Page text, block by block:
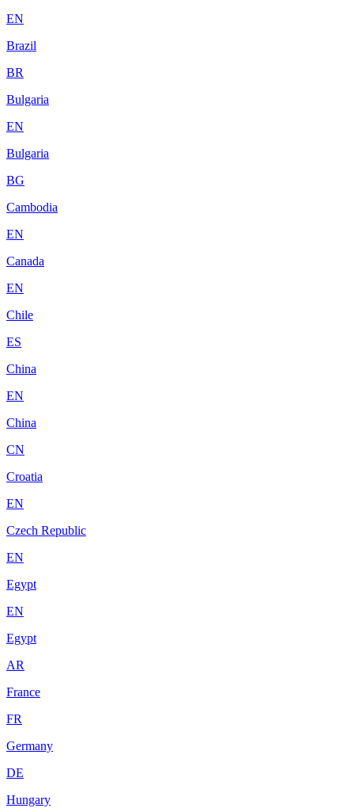
EN
Brazil
BR
Bulgaria
EN
Bulgaria
BG
Cambodia
EN
Canada
EN
Chile
ES
China
EN
China
CN
Croatia
EN
Czech Republic
EN
Egypt
EN
Egypt
AR
France
FR
Germany
DE
Hungary